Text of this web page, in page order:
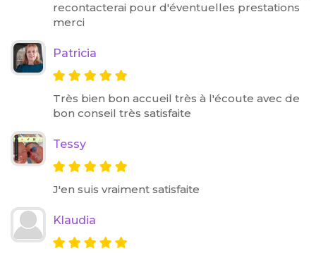
recontacterai pour d'éventuelles prestations
merci
Patricia
Très bien bon accueil très à l'écoute avec de
bon conseil très satisfaite
Tessy
J'en suis vraiment satisfaite
Klaudia